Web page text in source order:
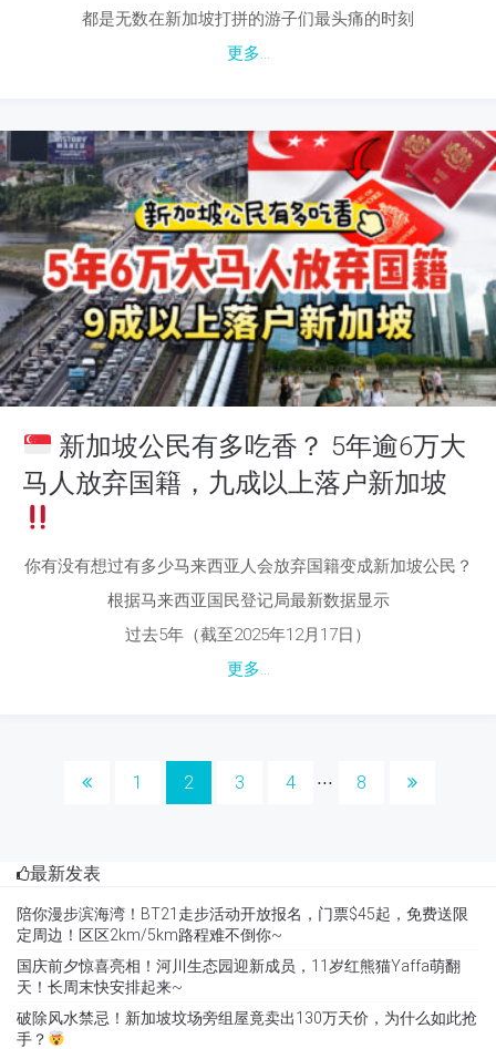
都是无数在新加坡打拼的游子们最头痛的时刻
更多...
新加坡公民有多吃香？ 5年逾6万大
马人放弃国籍，九成以上落户新加坡
你有没有想过有多少马来西亚人会放弃国籍变成新加坡公民？
根据马来西亚国民登记局最新数据显示
过去5年（截至2025年12月17日）
更多...
1 2 3 4 ⋅⋅⋅ 8
最新发表
陪你漫步滨海湾！BT21走步活动开放报名，门票$45起，免费送限
定周边！区区2km/5km路程难不倒你~
国庆前夕惊喜亮相！河川生态园迎新成员，11岁红熊猫Yaffa萌翻
天！长周末快安排起来~
破除风水禁忌！新加坡坟场旁组屋竟卖出130万天价，为什么如此抢
手？